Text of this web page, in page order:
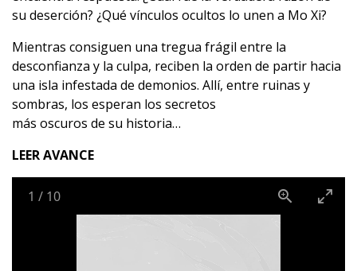
su deserción? ¿Qué vínculos ocultos lo unen a Mo Xi?
Mientras consiguen una tregua frágil entre la
desconfianza y la culpa, reciben la orden de partir hacia
una isla infestada de demonios. Allí, entre ruinas y
sombras, los esperan los secretos
más oscuros de su historia…
LEER AVANCE
1 / 10